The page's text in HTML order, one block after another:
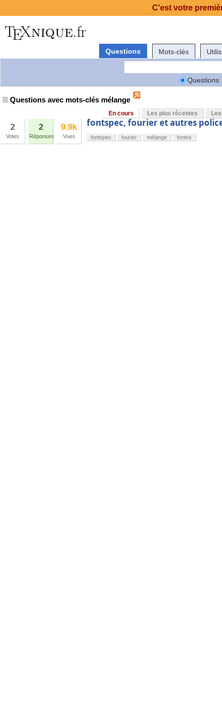
Questions Mots-clés
Questions
Questions avec mots-clés mélange
En cours Les plus récentes
2
Votes
2
Réponses
9.9k
Vues
fontspec, fourier et autres
fontspec fourier mélange fontes
C'est votre